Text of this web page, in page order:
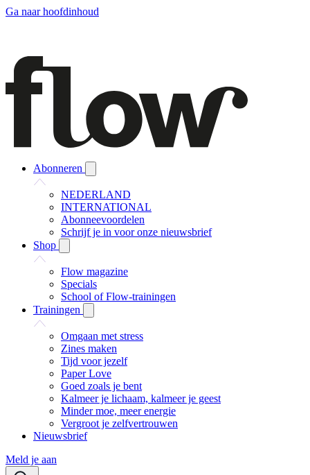
Ga naar hoofdinhoud
Abonneren
NEDERLAND
INTERNATIONAL
Abonneevoordelen
Schrijf je in voor onze nieuwsbrief
Shop
Flow magazine
Specials
School of Flow-trainingen
Trainingen
Omgaan met stress
Zines maken
Tijd voor jezelf
Paper Love
Goed zoals je bent
Kalmeer je lichaam, kalmeer je geest
Minder moe, meer energie
Vergroot je zelfvertrouwen
Nieuwsbrief
Meld je aan